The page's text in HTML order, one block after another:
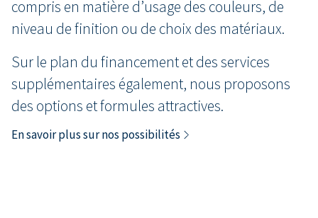
compris en matière d’usage des couleurs, de
niveau de finition ou de choix des matériaux.
Sur le plan du financement et des services
supplémentaires également, nous proposons
des options et formules attractives.
En savoir plus sur nos possibilités